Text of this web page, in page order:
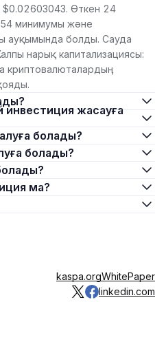
$0.02603043. Өткен 24
минимумы және
ауқымында болды. Сауда
нарық капитализациясы:
криптовалюталардың
алуға болады?
болады?
ма?
kaspa.orgWhitePaper
linkedin.com